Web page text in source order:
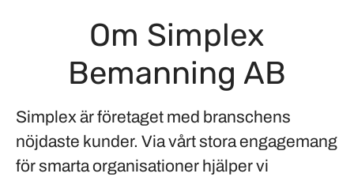
Om Simplex
Bemanning AB
Simplex är företaget med branschens
nöjdaste kunder. Via vårt stora engagemang
för smarta organisationer hjälper vi